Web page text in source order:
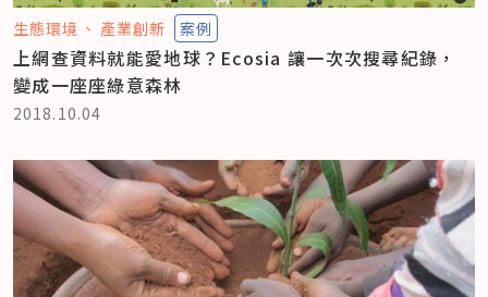
生態環境 產業創新 案例
上網查資料就能愛地球？Ecosia 讓一次次搜尋紀錄，
變成一座座綠意森林
2018.10.04